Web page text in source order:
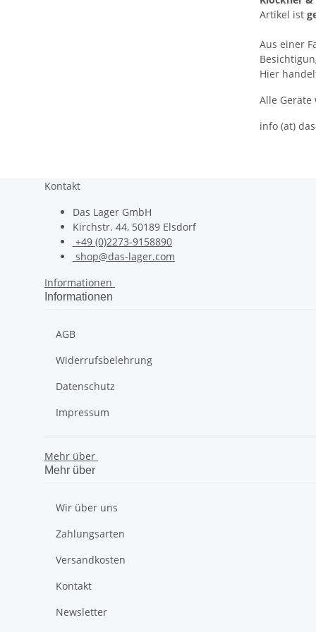
Artikel ist
Aus einer
Hier
Alle
info (at)
Kontakt
Das Lager GmbH
Kirchstr. 44, 50189 Elsdorf
+49 (0)2273-9158890
shop@das-lager.com
Informationen
Informationen
AGB
Widerrufsbelehrung
Datenschutz
Impressum
Mehr über
Mehr über
Wir über uns
Zahlungsarten
Versandkosten
Kontakt
Newsletter